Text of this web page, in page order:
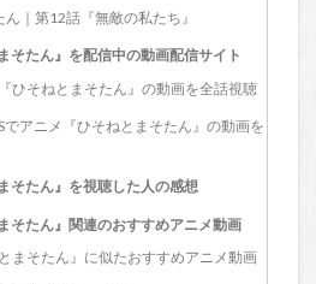
｜第12話『無敵の私たち』
そたん』を配信中の動画配信サイト
ひそねとまそたん』の動画を全話視聴
でアニメ『ひそねとまそたん』の動画を
そたん』を視聴した人の感想
そたん』関連のおすすめアニメ動画
まそたん』に似たおすすめアニメ動画